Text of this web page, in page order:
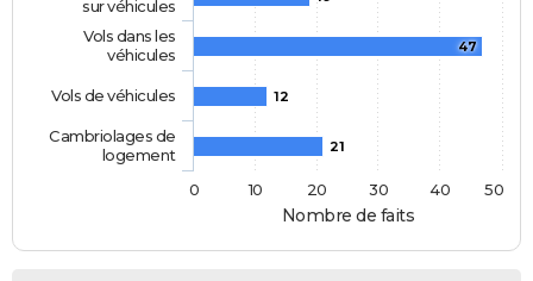
Nombre de faits
47
12
21
sur véhicules
Vols dans les
véhicules
Vols de véhicules
Cambriolages de
logement
0
10 20 30 40 50